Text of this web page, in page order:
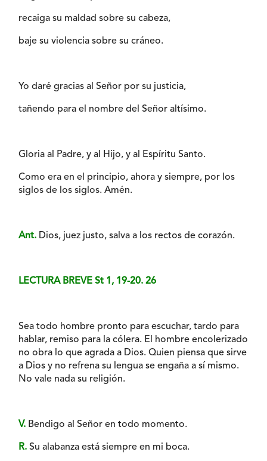
recaiga su maldad sobre su cabeza,
baje su violencia sobre su cráneo.
Yo daré gracias al Señor por su justicia,
tañendo para el nombre del Señor altísimo.
Gloria al Padre, y al Hijo, y al Espíritu Santo.
Como era en el principio, ahora y siempre, por los
siglos de los siglos. Amén.
Ant. Dios, juez justo, salva a los rectos de corazón.
LECTURA BREVE St 1, 19-20. 26
Sea todo hombre pronto para escuchar, tardo para
hablar, remiso para la cólera. El hombre encolerizado
no obra lo que agrada a Dios. Quien piensa que sirve
a Dios y no refrena su lengua se engaña a sí mismo.
No vale nada su religión.
V. Bendigo al Señor en todo momento.
R. Su alabanza está siempre en mi boca.